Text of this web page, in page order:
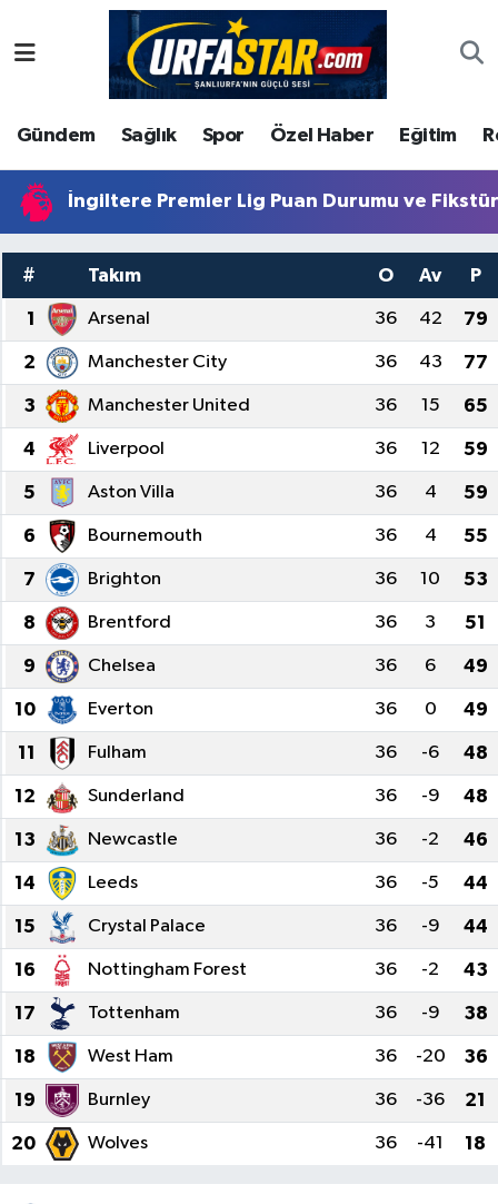
Gündem Sağlık Spor Özel Haber Eğitim
İngiltere Premier Lig Puan Durumu ve
# Takım O Av P
1 Arsenal 36 42 79
2 Manchester City 36 43 77
3 Manchester United 36 15 65
4 Liverpool 36 12 59
5 Aston Villa 36 4 59
6 Bournemouth 36 4 55
7 Brighton 36 10 53
8 Brentford 36 3 51
9 Chelsea 36 6 49
10 Everton 36 0 49
11 Fulham 36 -6 48
12 Sunderland 36 -9 48
13 Newcastle 36 -2 46
14 Leeds 36 -5 44
15 Crystal Palace 36 -9 44
16 Nottingham Forest 36 -2 43
17 Tottenham 36 -9 38
18 West Ham 36 -20 36
19 Burnley 36 -36 21
20 Wolves 36 -41 18
ASAYİS
ÇEVRE
DUNYA
Eğitim
Ekonomi
Gündem
Kültür
Magazin
Şanlıurfa Nöbetçi Eczaneler
Şanlıurfa Hava Durumu
Şanlıurfa Namaz Vakitleri
Şanlıurfa Trafik Yoğunluk Haritası
Süper Lig Puan Durumu ve Fikstür
Tüm Manşetler
Son Dakika Haberleri
Haber Arşivi